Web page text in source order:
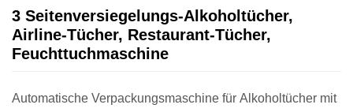
3 Seitenversiegelungs-Alkoholtücher,
Airline-Tücher, Restaurant-Tücher,
Feuchttuchmaschine
Automatische Verpackungsmaschine für Alkoholtücher mit